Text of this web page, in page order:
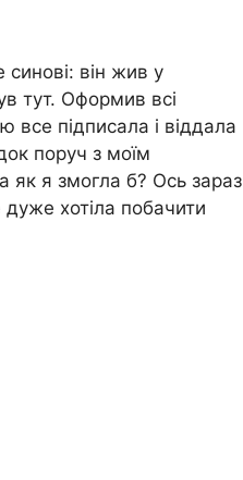
синові: він жив у
тут. Оформив всі
все підписала і віддала
поруч з моїм
як я змогла б? Ось зараз
хотіла побачити